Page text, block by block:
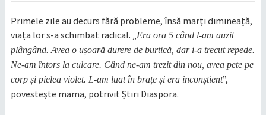
Primele zile au decurs fără probleme, însă marți dimineață,
viața lor s-a schimbat radical. „
Era ora 5 când l-am auzit
plângând. Avea o ușoară durere de burtică, dar i-a trecut repede.
Ne-am întors la culcare. Când ne-am trezit din nou, avea pete pe
corp și pielea violet. L-am luat în brațe și era inconștient”,
povestește mama, potrivit Știri Diaspora.